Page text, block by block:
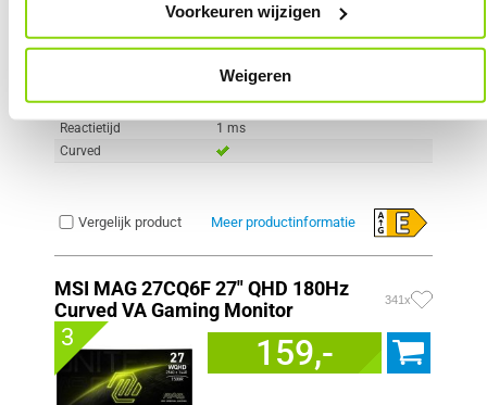
Voorkeuren wijzigen
Weigeren
Scherm Diagonaal
24.0 inch (61.0cm)
Refresh Rate
180 Hz
VA
HDR Type
HDR Ready
Reactietijd
1 ms
Curved
Vergelijk product Meer productinformatie
MSI MAG 27CQ6F 27" QHD 180Hz
Curved VA Gaming Monitor
341x
3 159,-